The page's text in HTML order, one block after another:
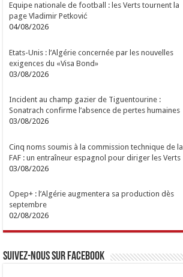
Equipe nationale de football : les Verts tournent la
page Vladimir Petković
04/08/2026
Etats-Unis : l’Algérie concernée par les nouvelles
exigences du «Visa Bond»
03/08/2026
Incident au champ gazier de Tiguentourine :
Sonatrach confirme l’absence de pertes humaines
03/08/2026
Cinq noms soumis à la commission technique de la
FAF : un entraîneur espagnol pour diriger les Verts
03/08/2026
Opep+ : l’Algérie augmentera sa production dès
septembre
02/08/2026
Suivez-nous sur Facebook